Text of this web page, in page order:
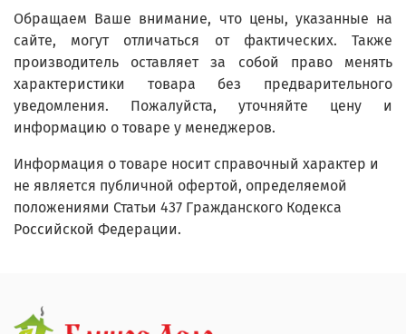
Обращаем Ваше внимание, что цены, указанные на
сайте, могут отличаться от фактических. Также
производитель оставляет за собой право менять
характеристики товара без предварительного
уведомления. Пожалуйста, уточняйте цену и
информацию о товаре у менеджеров.
Информация о товаре носит справочный характер и
не является публичной офертой, определяемой
положениями Статьи 437 Гражданского Кодекса
Российской Федерации.